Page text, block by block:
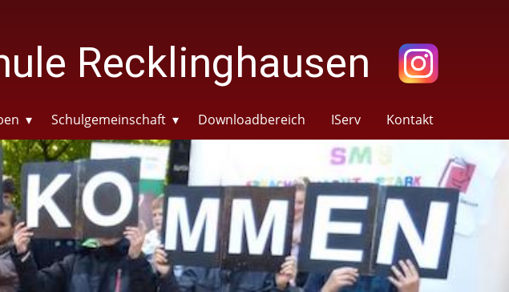
Recklinghausen
Schulgemeinschaft Downloadbereich IServ Kontakt